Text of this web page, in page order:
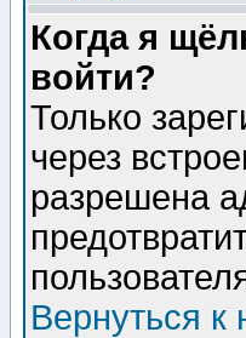
Когда я
войти?
Только
через
разрешена
Вернуться к